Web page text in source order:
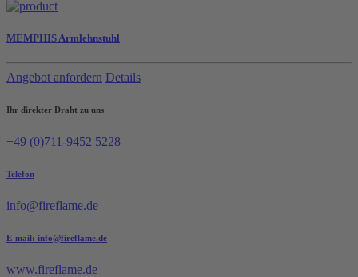
MEMPHIS Armlehnstuhl
Angebot anfordern Details
Ihr direkter Draht zu uns
+49 (0)711-9452 5228
Telefon
info@fireflame.de
E-mail: info@fireflame.de
www.fireflame.de